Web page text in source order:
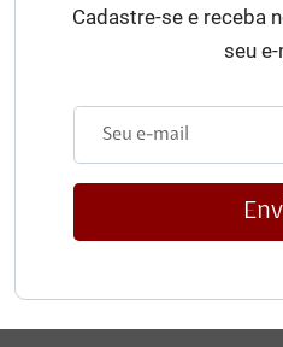
Cadastre-se e receba
seu